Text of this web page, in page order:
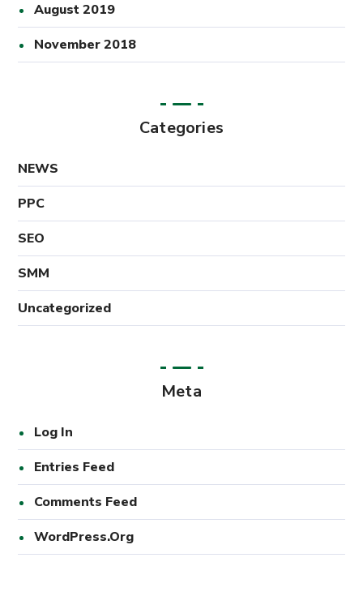
August 2019
November 2018
Categories
NEWS
PPC
SEO
SMM
Uncategorized
Meta
Log In
Entries Feed
Comments Feed
WordPress.org